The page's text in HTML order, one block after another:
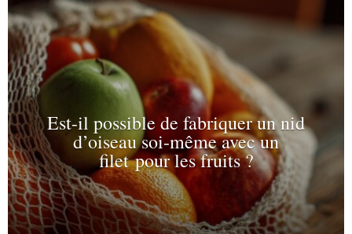
Est-il possible de fabriquer un nid
d’oiseau soi-même avec un
filet pour les fruits ?